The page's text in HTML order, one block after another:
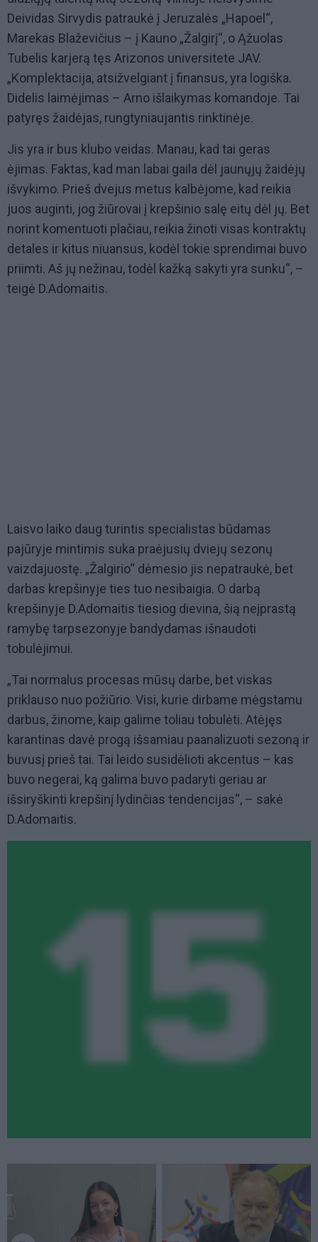
Deividas Sirvydis patraukė į Jeruzalės „Hapoel“,
Marekas Blaževičius – į Kauno „Žalgirį“, o Ąžuolas
Tubelis karjerą tęs Arizonos universitete JAV.
„Komplektacija, atsižvelgiant į finansus, yra logiška.
Didelis laimėjimas – Arno išlaikymas komandoje. Tai
patyręs žaidėjas, rungtyniaujantis rinktinėje.
Jis yra ir bus klubo veidas. Manau, kad tai geras
ėjimas. Faktas, kad man labai gaila dėl jaunųjų žaidėjų
išvykimo. Prieš dvejus metus kalbėjome, kad reikia
juos auginti, jog žiūrovai į krepšinio salę eitų dėl jų. Bet
norint komentuoti plačiau, reikia žinoti visas kontraktų
detales ir kitus niuansus, kodėl tokie sprendimai buvo
priimti. Aš jų nežinau, todėl kažką sakyti yra sunku“, –
teigė D.Adomaitis.
Laisvo laiko daug turintis specialistas būdamas
pajūryje mintimis suka praėjusių dviejų sezonų
vaizdajuostę. „Žalgirio“ dėmesio jis nepatraukė, bet
darbas krepšinyje ties tuo nesibaigia. O darbą
krepšinyje D.Adomaitis tiesiog dievina, šią neįprastą
ramybę tarpsezonyje bandydamas išnaudoti
tobulėjimui.
„Tai normalus procesas mūsų darbe, bet viskas
priklauso nuo požiūrio. Visi, kurie dirbame mėgstamu
darbus, žinome, kaip galime toliau tobulėti. Atėjęs
karantinas davė progą išsamiau paanalizuoti sezoną ir
buvusį prieš tai. Tai leido susidėlioti akcentus – kas
buvo negerai, ką galima buvo padaryti geriau ar
išsiryškinti krepšinį lydinčias tendencijas“, – sakė
D.Adomaitis.